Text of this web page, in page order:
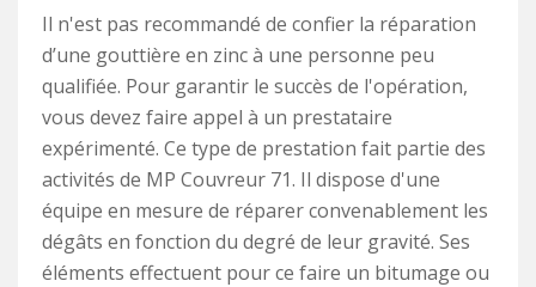
Il n'est pas recommandé de confier la réparation
d’une gouttière en zinc à une personne peu
qualifiée. Pour garantir le succès de l'opération,
vous devez faire appel à un prestataire
expérimenté. Ce type de prestation fait partie des
activités de MP Couvreur 71. Il dispose d'une
équipe en mesure de réparer convenablement les
dégâts en fonction du degré de leur gravité. Ses
éléments effectuent pour ce faire un bitumage ou